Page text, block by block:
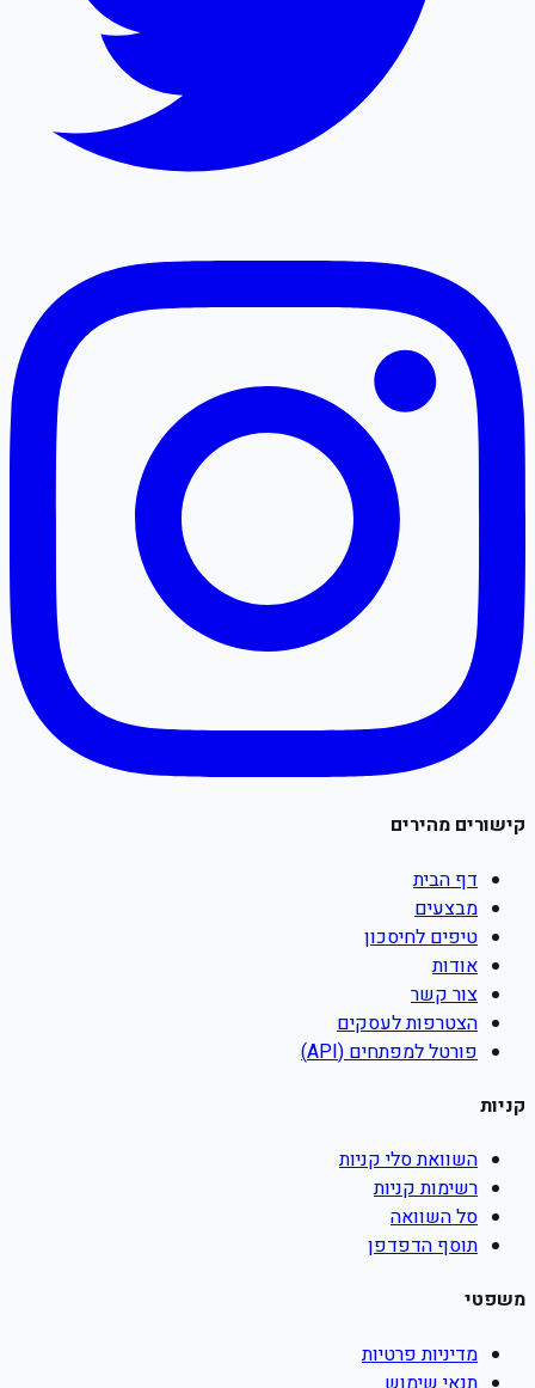
קישורים מהירים
דף הבית
מבצעים
טיפים לחיסכון
אודות
צור קשר
הצטרפות לעסקים
פורטל למפתחים (API)
קניות
השוואת סלי קניות
רשימות קניות
סל השוואה
תוסף הדפדפן
משפטי
מדיניות פרטיות